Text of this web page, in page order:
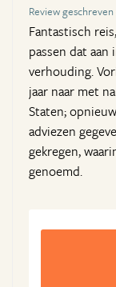
Review
Fantastisch
passen dat
verhouding.
jaar naar met
Staten;
adviezen
gekregen,
genoemd.